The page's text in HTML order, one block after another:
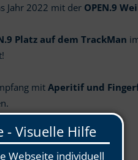
Jahr 2022 mit der OPEN.9
Platz auf dem TrackMan
mitAperitif und